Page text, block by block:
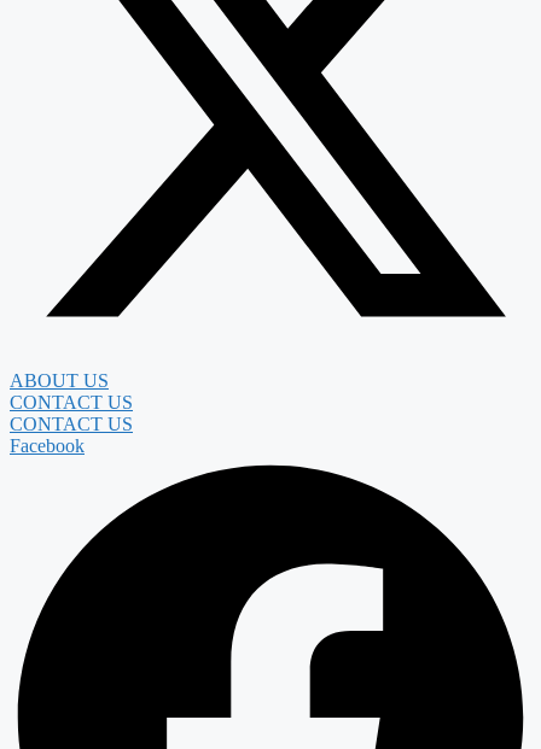
ABOUT US
CONTACT US
CONTACT US
Facebook